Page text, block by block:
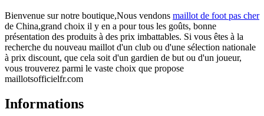
Bienvenue sur notre boutique,Nous vendons maillot de foot pas cher
de China,grand choix il y en a pour tous les goûts, bonne
présentation des produits à des prix imbattables. Si vous êtes à la
recherche du nouveau maillot d'un club ou d'une sélection nationale
à prix discount, que cela soit d'un gardien de but ou d'un joueur,
vous trouverez parmi le vaste choix que propose
maillotsofficielfr.com
Informations